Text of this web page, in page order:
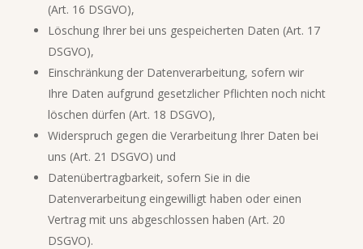
(Art. 16 DSGVO),
Löschung Ihrer bei uns gespeicherten Daten (Art. 17
DSGVO),
Einschränkung der Datenverarbeitung, sofern wir
Ihre Daten aufgrund gesetzlicher Pflichten noch nicht
löschen dürfen (Art. 18 DSGVO),
Widerspruch gegen die Verarbeitung Ihrer Daten bei
uns (Art. 21 DSGVO) und
Datenübertragbarkeit, sofern Sie in die
Datenverarbeitung eingewilligt haben oder einen
Vertrag mit uns abgeschlossen haben (Art. 20
DSGVO).